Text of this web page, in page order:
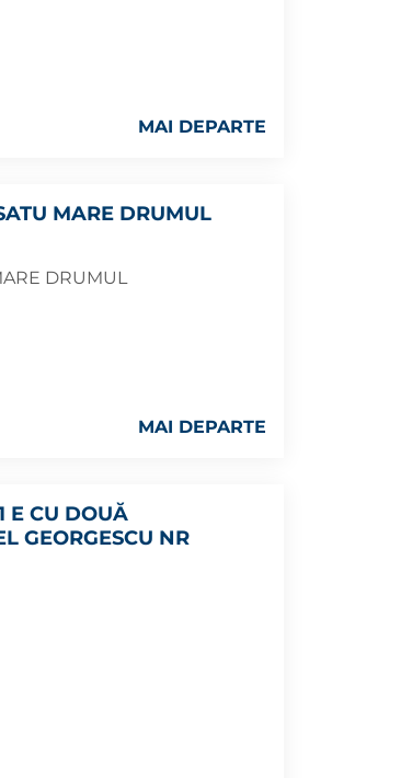
MAI DEPARTE
MARE DRUMUL
DRUMUL
MAI DEPARTE
E CU DOUĂ
GEORGESCU NR